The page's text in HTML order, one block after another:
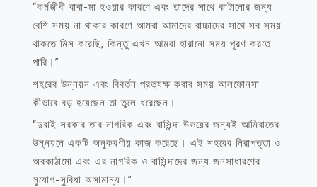
“কর্মজীবী ​​বাবা-মা হওয়ার কারণে এবং তাদের সাথে কাটানোর জন্য
বেশি সময় না থাকার কারণে আমরা আমাদের বাচ্চাদের সাথে সব সময়
থাকতে মিস করেছি, কিন্তু এখন আমরা হারানো সময় পূরণ করতে
পারি।”
শহরের উন্নয়ন এবং বিবর্তন প্রত্যক্ষ করার সময় আলফোনসা
কীভাবে বড় হয়েছেন তা তুলে ধরেছেন।
“দুবাই সরকার তার নাগরিক এবং বাসিন্দা উভয়ের জন্যই আমিরাতের
উন্নয়নে একটি অনুকরণীয় কাজ করেছে। এই শহরের নিরাপত্তা ও
অবকাঠামো এবং এর নাগরিক ও বাসিন্দাদের জন্য জনসাধারণের
সুযোগ-সুবিধা অসামান্য।”